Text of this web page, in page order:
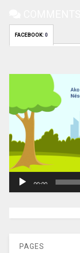
FACEBOOK: 0
00:00
PAGES